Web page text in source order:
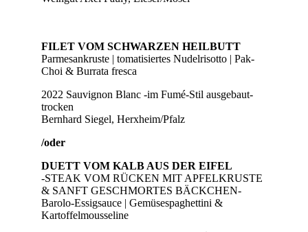
FILET VOM SCHWARZEN HEILBUTT
Parmesankruste | tomatisiertes Nudelrisotto | Pak-
Choi & Burrata fresca
2022 Sauvignon Blanc -im Fumé-Stil ausgebaut-
trocken
Bernhard Siegel, Herxheim/Pfalz
/oder
DUETT VOM KALB AUS DER EIFEL
-STEAK VOM RÜCKEN MIT APFELKRUSTE
& SANFT GESCHMORTES BÄCKCHEN-
Barolo-Essigsauce | Gemüsespaghettini &
Kartoffelmousseline